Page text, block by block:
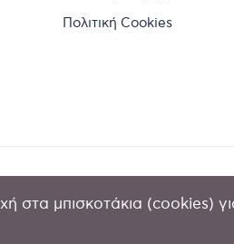
Πολιτική Cookies
Copyright © 2024 by
στα μπισκοτάκια (cookies)